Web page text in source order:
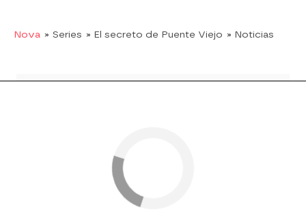
Nova » Series » El secreto de Puente Viejo » Noticias